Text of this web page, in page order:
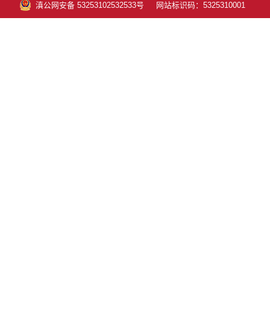
滇公网安备 53253102532533号
网站标识码：5325310001